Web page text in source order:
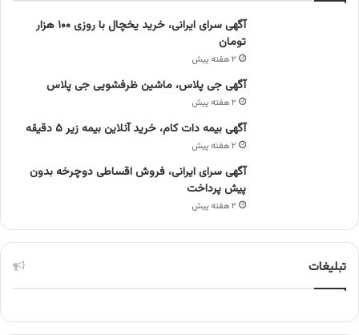
آگهی سرای ایرانی، خرید یخچال با روزی ۱۰۰ هزار
تومان
۲ هفته پیش
آگهی جی پلاس، ماشین ظرفشویی جی پلاس
۲ هفته پیش
آگهی بیمه دات کام، خرید آنلاین بیمه زیر ۵ دقیقه
۲ هفته پیش
آگهی سرای ایرانی، فروش اقساطی دوچرخه بدون
پیش پرداخت
۲ هفته پیش
تبلیغات